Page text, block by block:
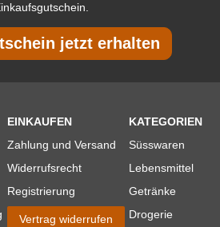
jetzt erhalten
EINKAUFEN
Zahlung und Versand
Widerrufsrecht
Registrierung
Vertrag widerrufen
KATEGORIEN
Süsswaren
Lebensmittel
Getränke
Drogerie